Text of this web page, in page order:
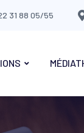
31 88 05/55